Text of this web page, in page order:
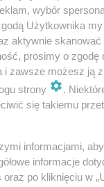
pędu, a
coraz
obniżył
wybór
Użytkownika
aktywnie
prosimy o zgodę
i zawsze możesz ją
strony
.
się takiemu
informacjami,
informacje
oraz po kliknięciu w